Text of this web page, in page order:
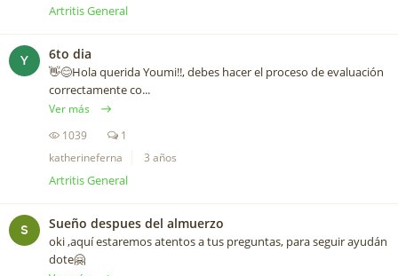
Artritis General
Y 6to dia
👋😊Hola querida Youmi!!, debes hacer el proceso de evaluación
correctamente co...
Ver más
1039
1
katherineferna
3 años
Artritis General
S Sueño despues del almuerzo
oki ,aquí estaremos atentos a tus preguntas, para seguir ayudán
dote🤗